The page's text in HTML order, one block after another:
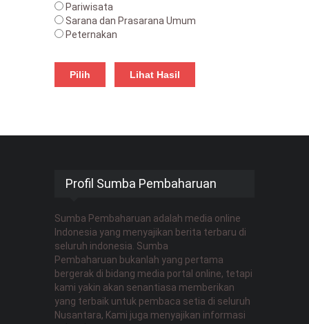
Pariwisata
Sarana dan Prasarana Umum
Peternakan
Profil Sumba Pembaharuan
Sumba Pembaharuan adalah media online
Indonesia yang menyajikan berita terbaru di
seluruh indonesia. Sumba
Pembaharuan bukanlah yang pertama
bergerak di bidang media portal online, tetapi
kami yakin akan senantiasa memberikan
yang terbaik untuk pembaca setia di seluruh
Nusantara, Kami juga menyajikan informasi